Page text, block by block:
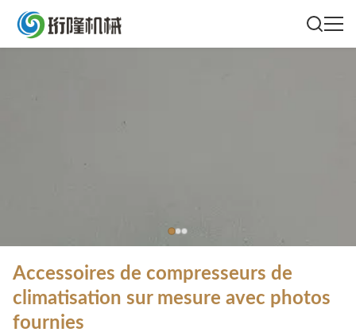
Accessoires de compresseurs de
climatisation sur mesure avec photos
fournies